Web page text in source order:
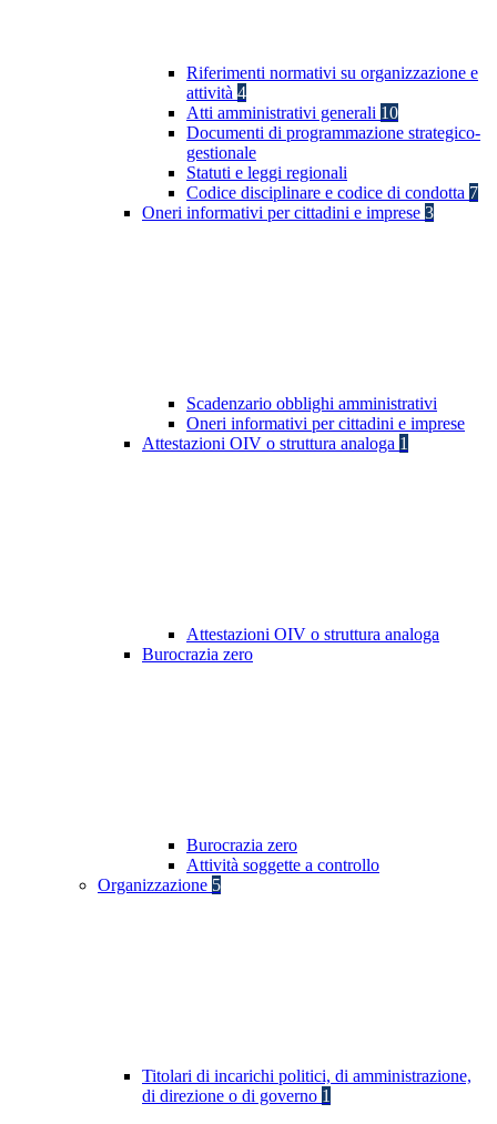
Riferimenti normativi su organizzazione e
attività 4
Atti amministrativi generali 10
Documenti di programmazione strategico-
gestionale
Statuti e leggi regionali
Codice disciplinare e codice di condotta 7
Oneri informativi per cittadini e imprese 3
Scadenzario obblighi amministrativi
Oneri informativi per cittadini e imprese
Attestazioni OIV o struttura analoga 1
Attestazioni OIV o struttura analoga
Burocrazia zero
Burocrazia zero
Attività soggette a controllo
Organizzazione 5
Titolari di incarichi politici, di amministrazione,
di direzione o di governo 1